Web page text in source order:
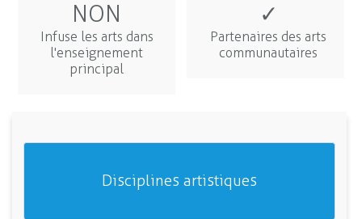
NON
Infuse les arts dans
l'enseignement
principal
✓
Partenaires des arts
communautaires
Disciplines artistiques